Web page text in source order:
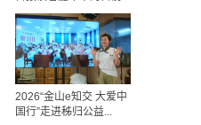
2026“金山e知交 大爱中
国行”走进秭归公益...